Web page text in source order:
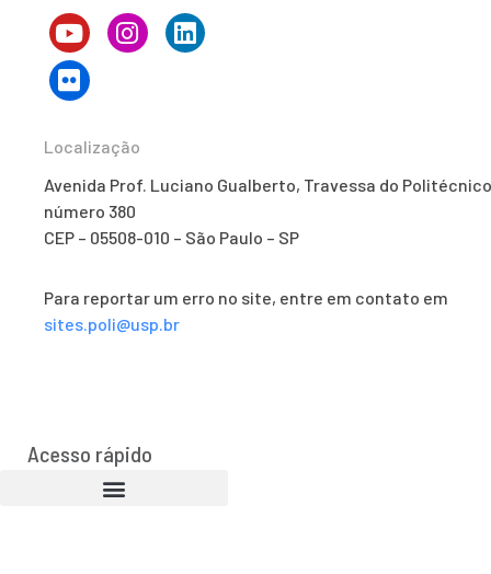
Localização
Avenida Prof. Luciano Gualberto, Travessa do
número 380
CEP – 05508-010 – São Paulo – SP
Para reportar um erro no site, entre em contato em
sites.poli@usp.br
Acesso rápido